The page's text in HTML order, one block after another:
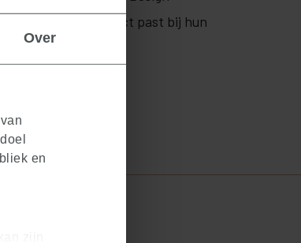
Over
en
dat perfect past bij hun